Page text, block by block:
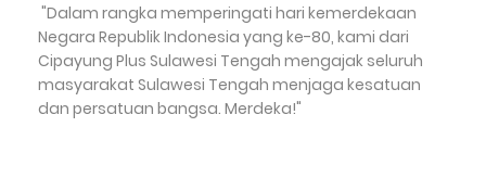
"Dalam rangka memperingati hari kemerdekaan
Negara Republik Indonesia yang ke-80, kami dari
Cipayung Plus Sulawesi Tengah mengajak seluruh
masyarakat Sulawesi Tengah menjaga kesatuan
dan persatuan bangsa. Merdeka!"